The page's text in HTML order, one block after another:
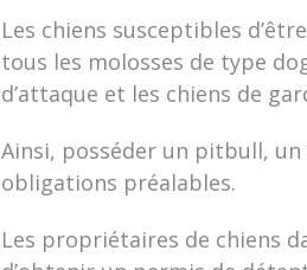
Les chiens susceptibles
tous les molosses de type
d’attaque et les chiens de
Ainsi, posséder un pitbull,
obligations préalables.
Les propriétaires de chiens